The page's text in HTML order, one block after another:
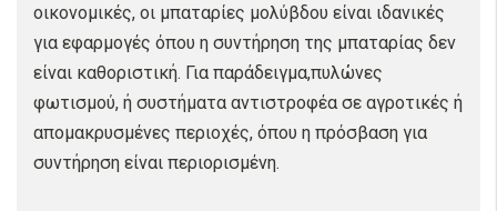
οικονομικές, οι μπαταρίες μολύβδου είναι ιδανικές
για εφαρμογές όπου η συντήρηση της μπαταρίας δεν
είναι καθοριστική. Για παράδειγμα,πυλώνες
φωτισμού, ή συστήματα αντιστροφέα σε αγροτικές ή
απομακρυσμένες περιοχές, όπου η πρόσβαση για
συντήρηση είναι περιορισμένη.